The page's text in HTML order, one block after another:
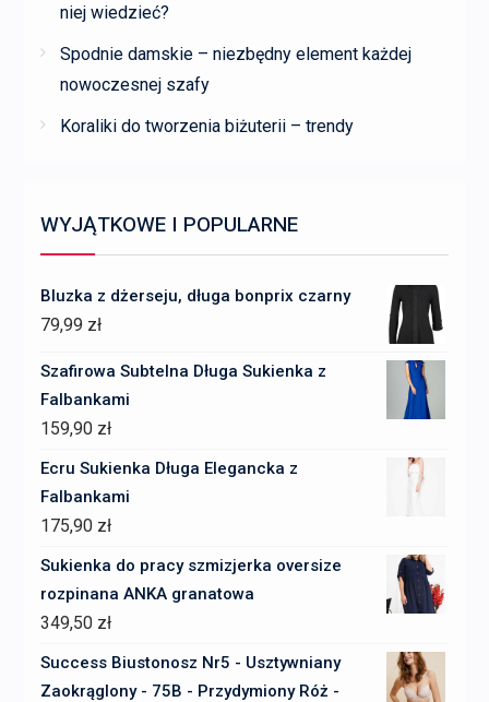
niej wiedzieć?
Spodnie damskie – niezbędny element każdej
nowoczesnej szafy
Koraliki do tworzenia biżuterii – trendy
WYJĄTKOWE I POPULARNE
Bluzka z dżerseju, długa bonprix czarny
79,99 zł
Szafirowa Subtelna Długa Sukienka z
Falbankami
159,90 zł
Ecru Sukienka Długa Elegancka z
Falbankami
175,90 zł
Sukienka do pracy szmizjerka oversize
rozpinana ANKA granatowa
349,50 zł
Success Biustonosz Nr5 - Usztywniany
Zaokrąglony - 75B - Przydymiony Róż -